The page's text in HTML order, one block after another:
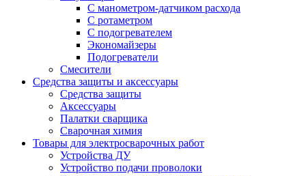
С манометром-датчиком расхода
С ротаметром
С подогревателем
Экономайзеры
Подогреватели
Смесители
Средства защиты и аксессуары
Средства защиты
Аксессуары
Палатки сварщика
Сварочная химия
Товары для электросварочных работ
Устройства ДУ
Устройство подачи проволоки